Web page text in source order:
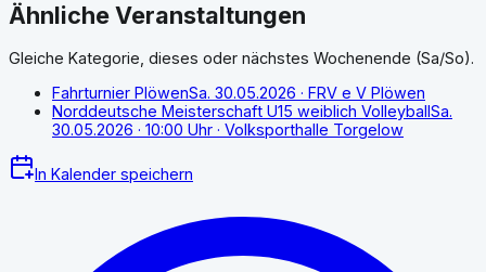
Ähnliche Veranstaltungen
Gleiche Kategorie, dieses oder nächstes Wochenende (Sa/So).
Fahrturnier PlöwenSa. 30.05.2026 · FRV e V Plöwen
Norddeutsche Meisterschaft U15 weiblich VolleyballSa.
30.05.2026 · 10:00 Uhr · Volksporthalle Torgelow
In Kalender speichern